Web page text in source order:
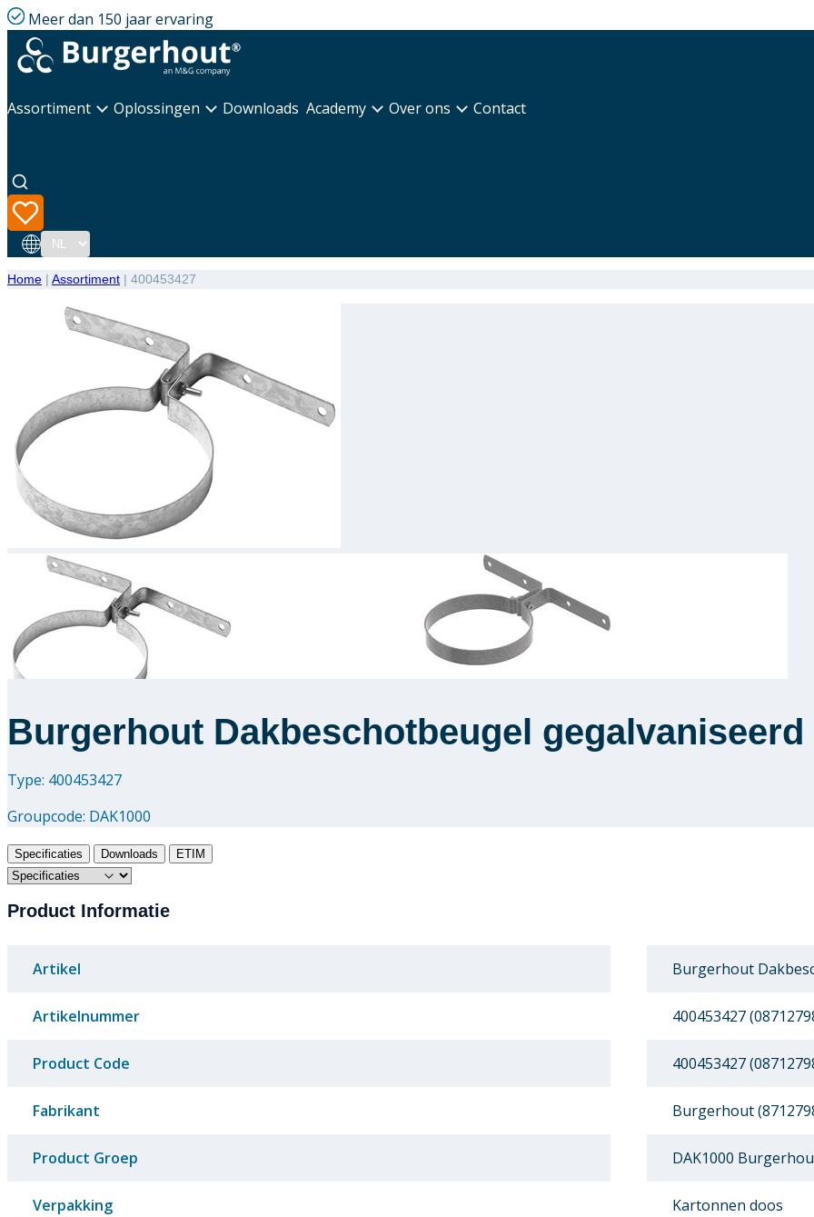
Meer dan 150 jaar ervaring
Assortiment Oplossingen Downloads Academy Over ons Contact
Taal
Home | Assortiment | 400453427
Burgerhout Dakbeschotbeugel gegalvaniseerd
Type: 400453427
Groupcode: DAK1000
Specificaties Downloads ETIM
Product Informatie
Artikel Burgerhout
Artikelnummer 400453427
Product Code 400453427
Fabrikant Burgerhout
Product Groep DAK1000
Verpakking Kartonnen doos